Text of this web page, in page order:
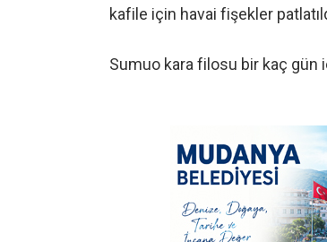
kafile için havai fişekler
Sumuo kara filosu bir kaç gün